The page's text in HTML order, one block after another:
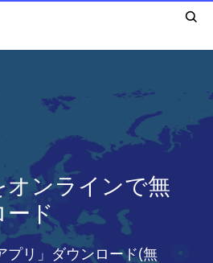
ンラインで無
ード
プリ」ダウンロード(無